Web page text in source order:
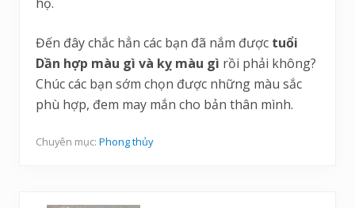
Đến đây chắc hẳn các bạn đã nắm được tuổi
Dần hợp màu gì và kỵ màu gì rồi phải không?
Chúc các bạn sớm chọn được những màu sắc
phù hợp, đem may mắn cho bản thân mình.
Chuyên mục: Phong thủy